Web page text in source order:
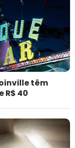
têm
R$ 40